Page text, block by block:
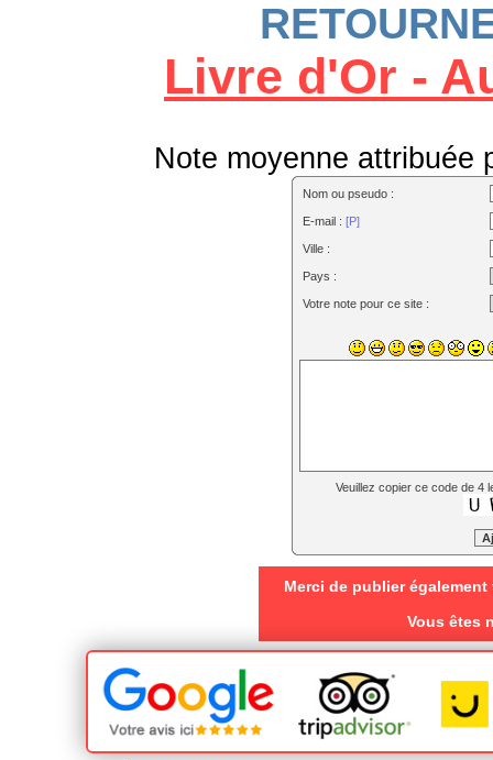
Livre d'Or -
Note moyenne
Nom ou pseudo :
E-mail : [P]
Ville :
Pays :
Votre note pour ce site :
Veuillez copier ce code de 4
Merci de publier
Vous êtes